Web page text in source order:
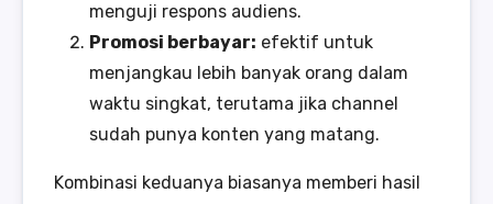
menguji respons audiens.
Promosi berbayar: efektif untuk
menjangkau lebih banyak orang dalam
waktu singkat, terutama jika channel
sudah punya konten yang matang.
Kombinasi keduanya biasanya memberi hasil